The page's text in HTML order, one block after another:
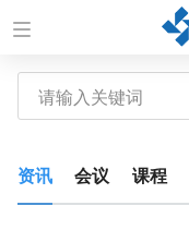
资讯 会议 课程